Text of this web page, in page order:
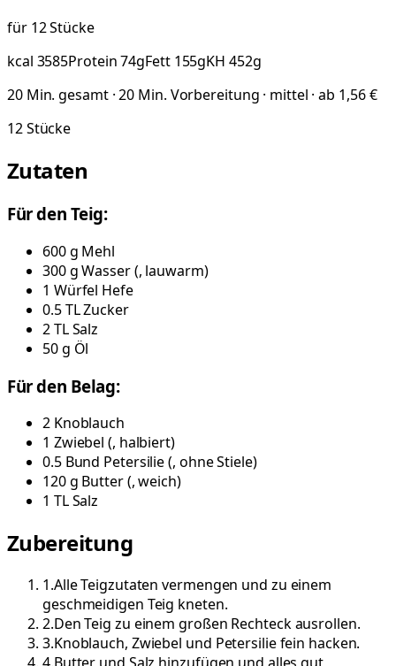
für 12 Stücke
kcal 3585Protein74gFett 155gKH 452g
20 Min. gesamt · 20 Min. Vorbereitung · mittel · ab 1,56 €
12Stücke
Zutaten
Für den Teig:
600g Mehl
300gWasser(, lauwarm)
1 Würfel Hefe
0.5TLZucker
2TLSalz
50g Öl
Für den Belag:
2 Knoblauch
1 Zwiebel (, halbiert)
0.5 Bund Petersilie(, ohne Stiele)
120g Butter(, weich)
1 TLSalz
Zubereitung
1.Alle Teigzutaten vermengen und zu einem
geschmeidigen Teig kneten.
2.Den Teig zu einem großen Rechteck ausrollen.
3.Knoblauch, Zwiebel und Petersilie fein hacken.